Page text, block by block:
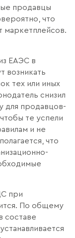
продавцы
что
маркетплейсов.
ЕАЭС в
возникать
тех или иных
снизил
для продавцов-
те успели
и не
что
при
По общему
составе